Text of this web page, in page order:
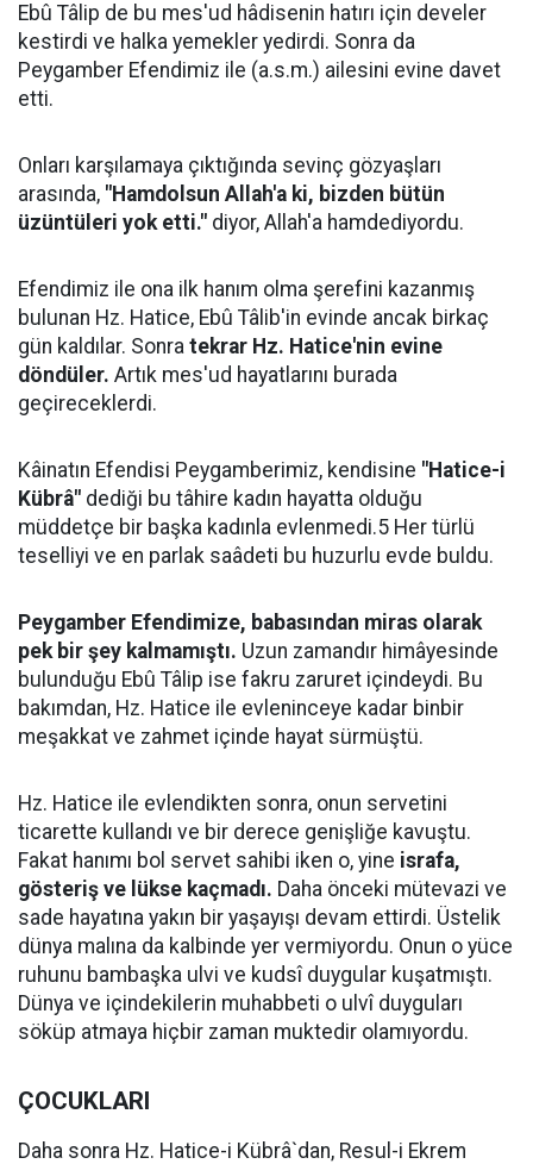
Ebû Tâlip de bu mes'ud hâdisenin hatırı için develer
kestirdi ve halka yemekler yedirdi. Sonra da
Peygamber Efendimiz ile (a.s.m.) ailesini evine davet
etti.
Onları karşılamaya çıktığında sevinç gözyaşları
arasında, "Hamdolsun Allah'a ki, bizden bütün
üzüntüleri yok etti." diyor, Allah'a hamdediyordu.
Efendimiz ile ona ilk hanım olma şerefini kazanmış
bulunan Hz. Hatice, Ebû Tâlib'in evinde ancak birkaç
gün kaldılar. Sonra tekrar Hz. Hatice'nin evine
döndüler. Artık mes'ud hayatlarını burada
geçireceklerdi.
Kâinatın Efendisi Peygamberimiz, kendisine "Hatice-i
Kübrâ" dediği bu tâhire kadın hayatta olduğu
müddetçe bir başka kadınla evlenmedi.5 Her türlü
teselliyi ve en parlak saâdeti bu huzurlu evde buldu.
Peygamber Efendimize, babasından miras olarak
pek bir şey kalmamıştı. Uzun zamandır himâyesinde
bulunduğu Ebû Tâlip ise fakru zaruret içindeydi. Bu
bakımdan, Hz. Hatice ile evleninceye kadar binbir
meşakkat ve zahmet içinde hayat sürmüştü.
Hz. Hatice ile evlendikten sonra, onun servetini
ticarette kullandı ve bir derece genişliğe kavuştu.
Fakat hanımı bol servet sahibi iken o, yine israfa,
gösteriş ve lükse kaçmadı. Daha önceki mütevazi ve
sade hayatına yakın bir yaşayışı devam ettirdi. Üstelik
dünya malına da kalbinde yer vermiyordu. Onun o yüce
ruhunu bambaşka ulvi ve kudsî duygular kuşatmıştı.
Dünya ve içindekilerin muhabbeti o ulvî duyguları
söküp atmaya hiçbir zaman muktedir olamıyordu.
ÇOCUKLARI
Daha sonra Hz. Hatice-i Kübrâ`dan, Resul-i Ekrem